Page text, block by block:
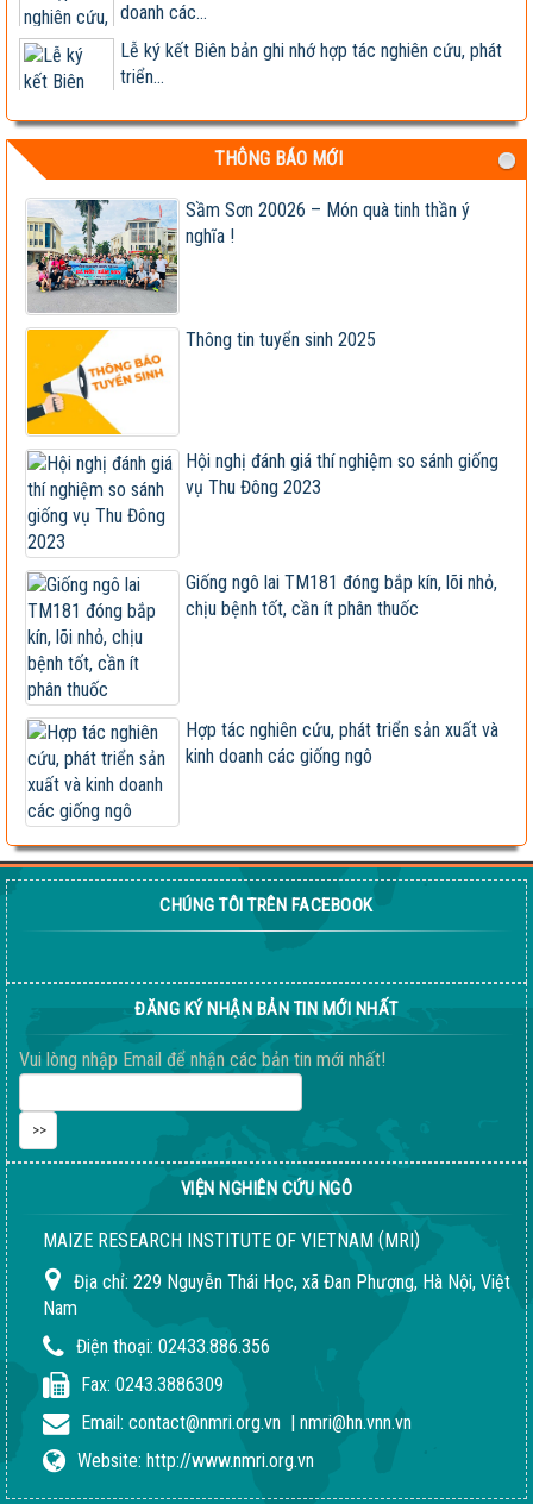
doanh các...
Lễ ký kết Biên bản ghi nhớ hợp tác nghiên cứu, phát
triển...
Viện khoa học trụ vững trong cơ chế thị trường -
Viện trưởng...
Tập đoàn Lộc Trời nhận chuyển giao, cung cấp
giống ngô lai...
Giống đã được công nhận lưu hành bị sản xuất, kinh
doanh...
Xây dựng và hoàn thiện quy trình canh tác ngô sinh
khối tuần...
Hội nghị cán bộ, viên chức và người lao động 2023
Vietseed độc quyền hợp tác phát triển giống ngô lai
VS201
Giống ngô TM181: Lấy hạt rất tốt, lấy sinh khối
cũng hay!
Khi nào chấm dứt chi hàng tỷ đô nhập khẩu ngô?
HỘI THẢO KHOA HỌC “TỔNG KẾT CÔNG TÁC
NGHIÊN CỨU KHOA HỌC VÀ...
thị trường
Thông báo tuyển dụng 2022
Sầm Sơn 20026 – Món quà tinh thần ý nghĩa !
THÔNG BÁO MỚI
Sầm Sơn 20026 – Món quà tinh thần ý
nghĩa !
Thông tin tuyển sinh 2025
Hội nghị đánh giá thí nghiệm so sánh giống
vụ Thu Đông 2023
Giống ngô lai TM181 đóng bắp kín, lõi nhỏ,
chịu bệnh tốt, cần ít phân thuốc
Hợp tác nghiên cứu, phát triển sản xuất và
kinh doanh các giống ngô
CHÚNG TÔI TRÊN FACEBOOK
ĐĂNG KÝ NHẬN BẢN TIN MỚI NHẤT
Vui lòng nhập Email để nhận các bản tin mới nhất!
VIỆN NGHIÊN CỨU NGÔ
MAIZE RESEARCH INSTITUTE OF VIETNAM ( MRI )
Địa chỉ: 229 Nguyễn Thái Học, xã Đan Phượng, Hà Nội, Việt
Nam
Điện thoại: 02433.886.356
Fax: 0243.3886309
Email: contact@nmri.org.vn
nmri@hn.vnn.vn
Website: http://www.nmri.org.vn